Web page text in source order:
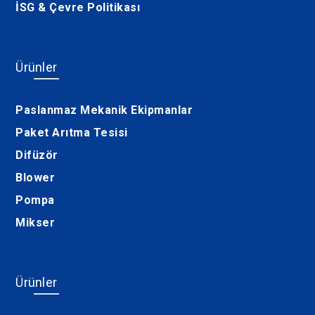
İSG & Çevre Politikası
Ürünler
Paslanmaz Mekanik Ekipmanlar
Paket Arıtma Tesisi
Difüzör
Blower
Pompa
Mikser
Ürünler